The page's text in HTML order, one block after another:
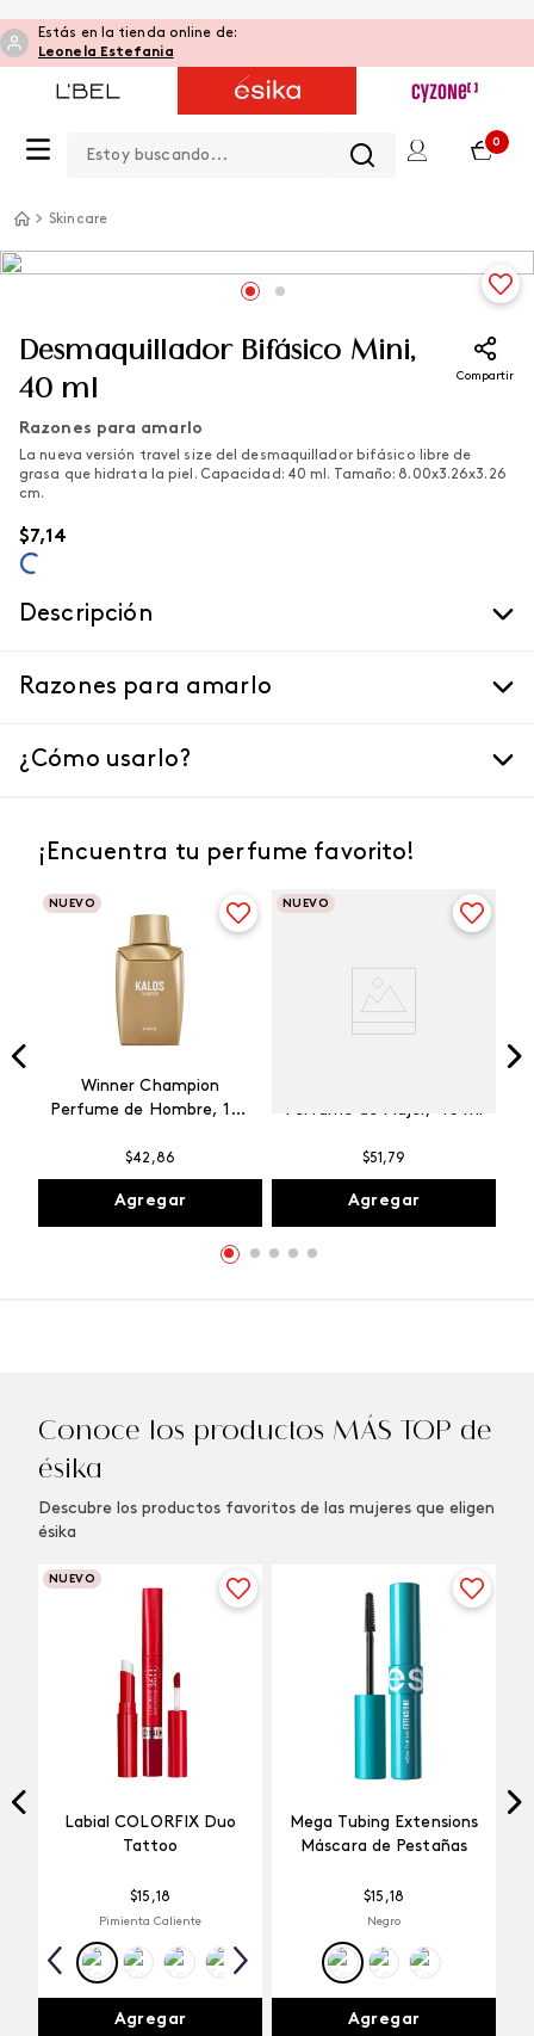
Estás en la tienda online de:
Leonela Estefania
0
Skincare
Desmaquillador Bifásico Mini,
40 ml
Compartir
Razones para amarlo
La nueva versión travel size del desmaquillador bifásico libre de
grasa que hidrata la piel. Capacidad: 40 ml. Tamaño: 8.00x3.26x3.26
cm.
$7,14
Descripción
Razones para amarlo
¿Cómo usarlo?
¡Encuentra tu perfume favorito!
NUEVO
Winner Champion
Perfume de Hombre, 100
$42 ,86
Agregar
NUEVO
Perfume de Mujer, 45 ml
$51 ,79
Agregar
Conoce los productos MÁS TOP de
ésika
Descubre los productos favoritos de las mujeres que eligen
ésika
NUEVO
Labial COLORFIX Duo
Tattoo
$15 ,18
Pimienta Caliente
Agregar
Mega Tubing Extensions
Máscara de Pestañas
$15 ,18
Negro
Agregar